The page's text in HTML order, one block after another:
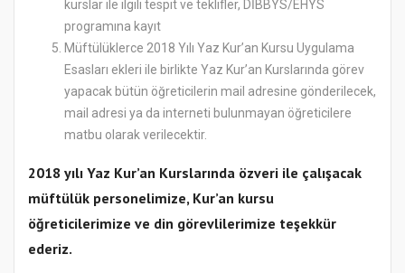
kurslar ile ilgili tespit ve teklifler, DİBBYS/EHYS
programına kayıt
Müftülüklerce 2018 Yılı Yaz Kur’an Kursu Uygulama
Esasları ekleri ile birlikte Yaz Kur’an Kurslarında görev
yapacak bütün öğreticilerin mail adresine gönderilecek,
mail adresi ya da interneti bulunmayan öğreticilere
matbu olarak verilecektir.
2018 yılı Yaz Kur’an Kurslarında özveri ile çalışacak
müftülük personelimize, Kur’an kursu
öğreticilerimize ve din görevlilerimize teşekkür
ederiz.